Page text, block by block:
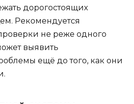
дорогостоящих
Рекомендуется
не реже одного
выявить
ещё до того, как они